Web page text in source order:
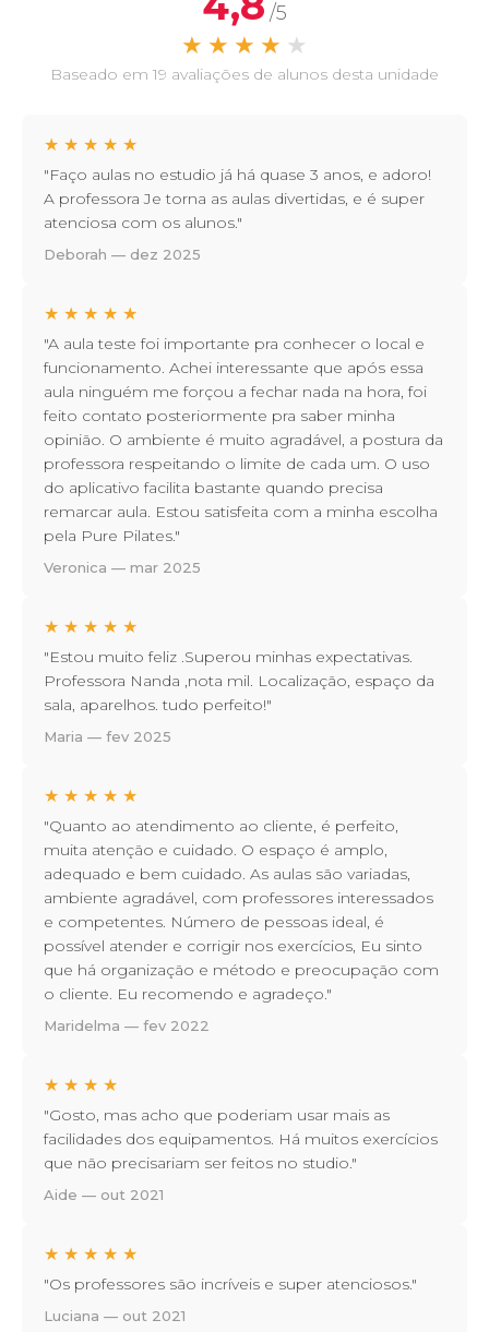
/5
★ ★ ★ ★ ★
Baseado em 19 avaliações de alunos desta unidade
★ ★ ★ ★ ★
"Faço aulas no estudio já há quase 3 anos, e adoro!
A professora Je torna as aulas divertidas, e é super
atenciosa com os alunos."
Deborah — dez 2025
★ ★ ★ ★ ★
"A aula teste foi importante pra conhecer o local e
funcionamento. Achei interessante que após essa
aula ninguém me forçou a fechar nada na hora, foi
feito contato posteriormente pra saber minha
opinião. O ambiente é muito agradável, a postura da
professora respeitando o limite de cada um. O uso
do aplicativo facilita bastante quando precisa
remarcar aula. Estou satisfeita com a minha escolha
pela Pure Pilates."
Veronica — mar 2025
★ ★ ★ ★ ★
"Estou muito feliz .Superou minhas expectativas.
Professora Nanda ,nota mil. Localização, espaço da
sala, aparelhos. tudo perfeito!"
Maria — fev 2025
★ ★ ★ ★ ★
"Quanto ao atendimento ao cliente, é perfeito,
muita atenção e cuidado. O espaço é amplo,
adequado e bem cuidado. As aulas são variadas,
ambiente agradável, com professores interessados
e competentes. Número de pessoas ideal, é
possível atender e corrigir nos exercícios, Eu sinto
que há organização e método e preocupação com
o cliente. Eu recomendo e agradeço."
Maridelma — fev 2022
★ ★ ★ ★
"Gosto, mas acho que poderiam usar mais as
facilidades dos equipamentos. Há muitos exercícios
que não precisariam ser feitos no studio."
Aide — out 2021
★ ★ ★ ★ ★
"Os professores são incríveis e super atenciosos."
Luciana — out 2021